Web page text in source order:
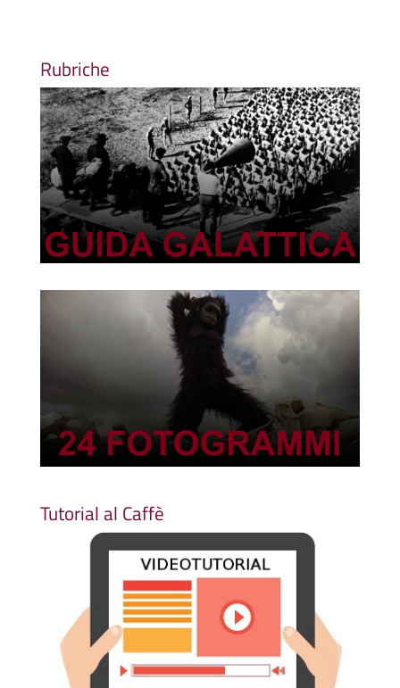
Rubriche
Tutorial al Caffè